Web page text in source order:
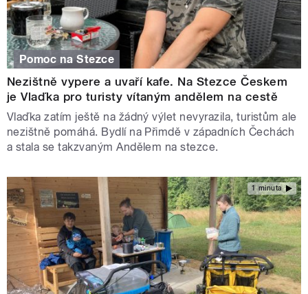
Pomoc na Stezce
Nezištně vypere a uvaří kafe. Na Stezce Českem
je Vlaďka pro turisty vítaným andělem na cestě
Vlaďka zatím ještě na žádný výlet nevyrazila, turistům ale
nezištně pomáhá. Bydlí na Přimdě v západních Čechách
a stala se takzvaným Andělem na stezce.
1 minuta